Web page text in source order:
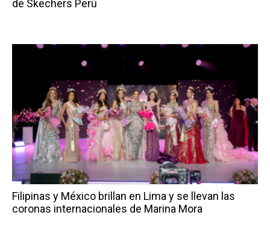
de Skechers Perú
Filipinas y México brillan en Lima y se llevan las
coronas internacionales de Marina Mora